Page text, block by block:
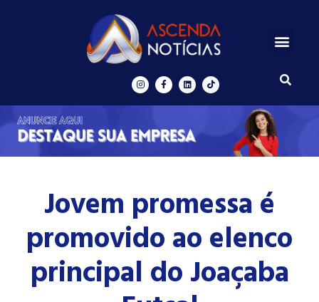
Jovem promessa é
promovido ao elenco
principal do Joaçaba